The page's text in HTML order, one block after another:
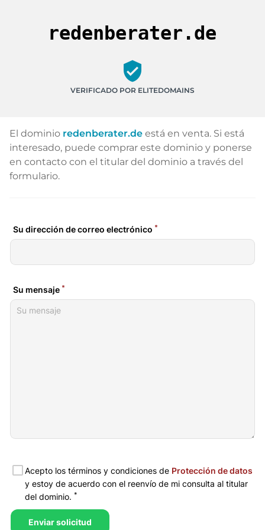
redenberater.de
verified_user
VERIFICADO POR ELITEDOMAINS
El dominio redenberater.de está en venta. Si está
interesado, puede comprar este dominio y ponerse
en contacto con el titular del dominio a través del
formulario.